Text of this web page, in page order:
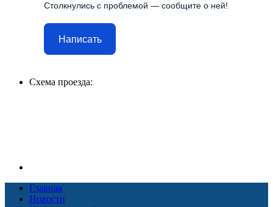
Столкнулись с проблемой — сообщите о ней!
Написать
Схема проезда:
Главная
Новости